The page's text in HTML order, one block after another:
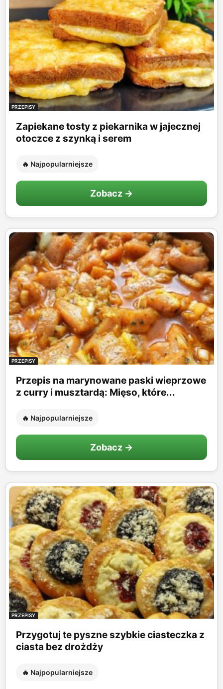
PRZEPISY
Zapiekane tosty z piekarnika w jajecznej
otoczce z szynką i serem
🔥 Najpopularniejsze
Zobacz →
PRZEPISY
Przepis na marynowane paski wieprzowe
z curry i musztardą: Mięso, które...
🔥 Najpopularniejsze
Zobacz →
PRZEPISY
Przygotuj te pyszne szybkie ciasteczka z
ciasta bez drożdży
🔥 Najpopularniejsze